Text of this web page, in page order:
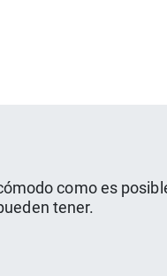
como es
tener.